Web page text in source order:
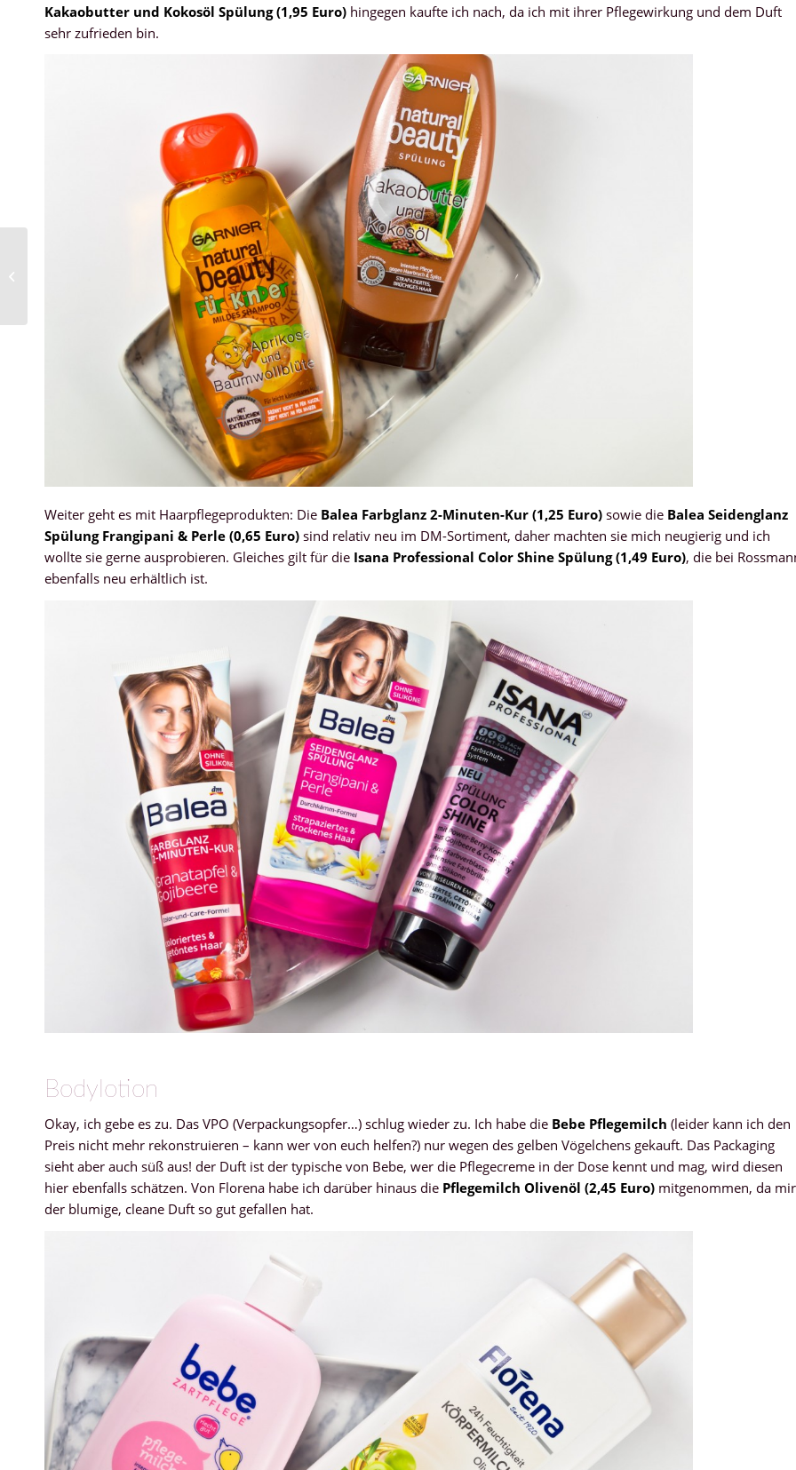
Kakaobutter und Kokosöl Spülung (1,95 Euro) hingegen kaufte ich nach, da ich mit ihrer Pflegewirkung und dem Duft
sehr zufrieden bin.
Weiter geht es mit Haarpflegeprodukten: Die Balea Farbglanz 2-Minuten-Kur (1,25 Euro) sowie die Balea Seidenglanz
Spülung Frangipani & Perle (0,65 Euro) sind relativ neu im DM-Sortiment, daher machten sie mich neugierig und ich
wollte sie gerne ausprobieren. Gleiches gilt für die Isana Professional Color Shine Spülung (1,49 Euro), die bei
ebenfalls neu erhältlich ist.
Bodylotion
Okay, ich gebe es zu. Das VPO (Verpackungsopfer…) schlug wieder zu. Ich habe die Bebe Pflegemilch (leider kann ich den
Preis nicht mehr rekonstruieren – kann wer von euch helfen?) nur wegen des gelben Vögelchens gekauft. Das Packaging
sieht aber auch süß aus! der Duft ist der typische von Bebe, wer die Pflegecreme in der Dose kennt und mag, wird diesen
hier ebenfalls schätzen. Von Florena habe ich darüber hinaus die Pflegemilch Olivenöl (2,45 Euro) mitgenommen, da mir
der blumige, cleane Duft so gut gefallen hat.